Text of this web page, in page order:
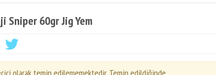
Sniper 60gr Jig Yem